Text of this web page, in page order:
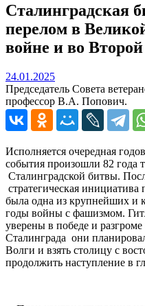
Сталинградская
перелом в
войне и во
24.01.202524.01.2025
Председатель Совета
профессор В.А. Попович.
Исполняется очередная
события произошли 82 года
Сталинградской битвы.
стратегическая
была одна из крупнейших и
годы войны с фашизмом.
уверены в победе и
Сталинграда они
Волги и взять столицу с
продолжить наступление в